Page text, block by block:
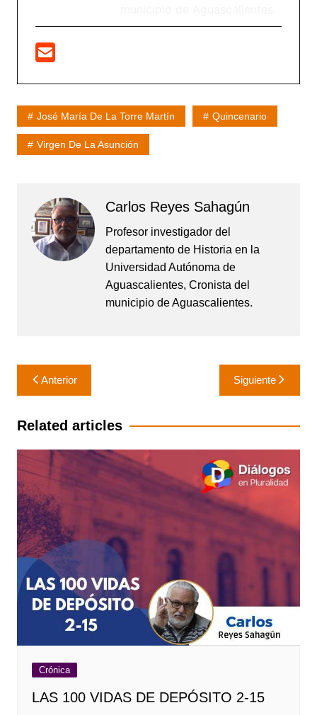
José María De La Torre Martín Quincenario
Virgen De La Asunción
Carlos Reyes Sahagún
Profesor investigador del
departamento de Historia en la
Universidad Autónoma de
Aguascalientes, Cronista del
municipio de Aguascalientes.
Navegación
de
entradas
Anterior Siguiente
Related articles
Crónica
LAS 100 VIDAS DE DEPÓSITO 2-15